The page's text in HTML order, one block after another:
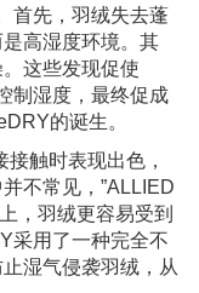
首先，羽绒失去蓬
高湿度环境。其
这些发现促使
制湿度，最终促成
的诞生。
触时表现出色，
不常见，”ALLIED
，羽绒更容易受到
采用了一种完全不
湿气侵袭羽绒，从